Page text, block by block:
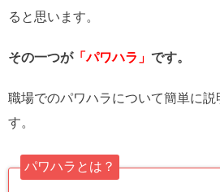
ると思います。
その一つが「パワハラ」 です。
職場でのパワハラについて簡単に説
す。
パワハラとは？